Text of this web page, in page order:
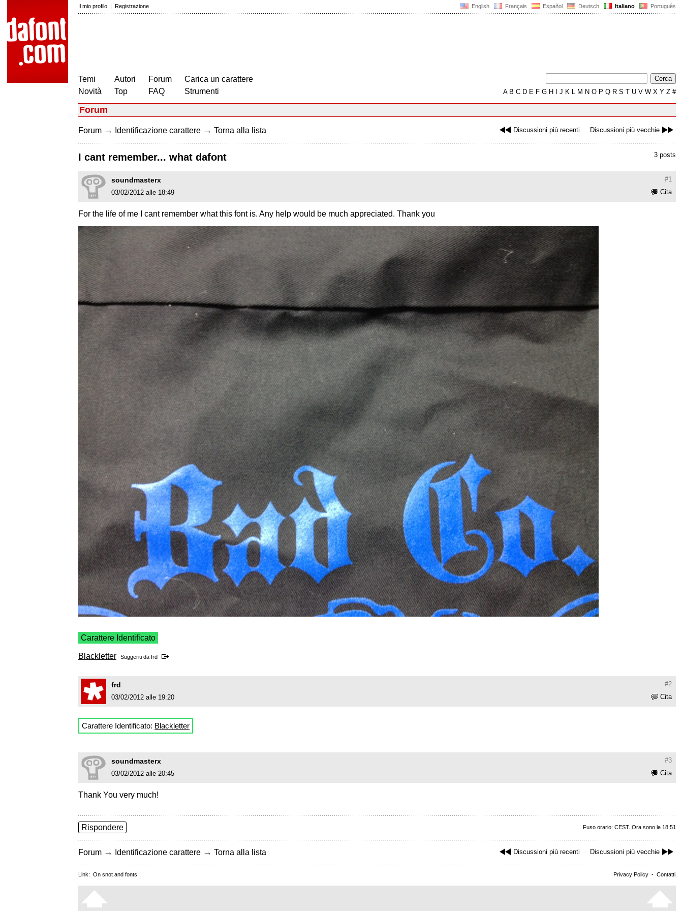
English Français Español Deutsch Italiano Português
Il mio profilo | Registrazione
Temi
Novità
Autori
Top
Forum
FAQ
Carica un carattere
Strumenti
AB C D E F G H J K L M N O P Q R S T U V W X Y Z #
Forum
Discussioni più recenti Discussioni più vecchie
Forum → Identificazione carattere → Torna alla lista
3 posts
I cant remember... what dafont
#1
soundmasterx
Cita
03/02/2012 alle 18:49
For the life of me I cant remember what this font is. Any help would be much appreciated. Thank you
Carattere Identificato
Blackletter Suggeriti da frd
#2
frd
Cita
03/02/2012 alle 19:20
Carattere Identificato: Blackletter
#3
soundmasterx
Cita
03/02/2012 alle 20:45
Thank You very much!
Fuso orario: CEST. Ora sono le 18:51
Rispondere
Discussioni più recenti Discussioni più vecchie
Forum → Identificazione carattere → Torna alla lista
Privacy Policy - Contatti
Link: On snot and fonts